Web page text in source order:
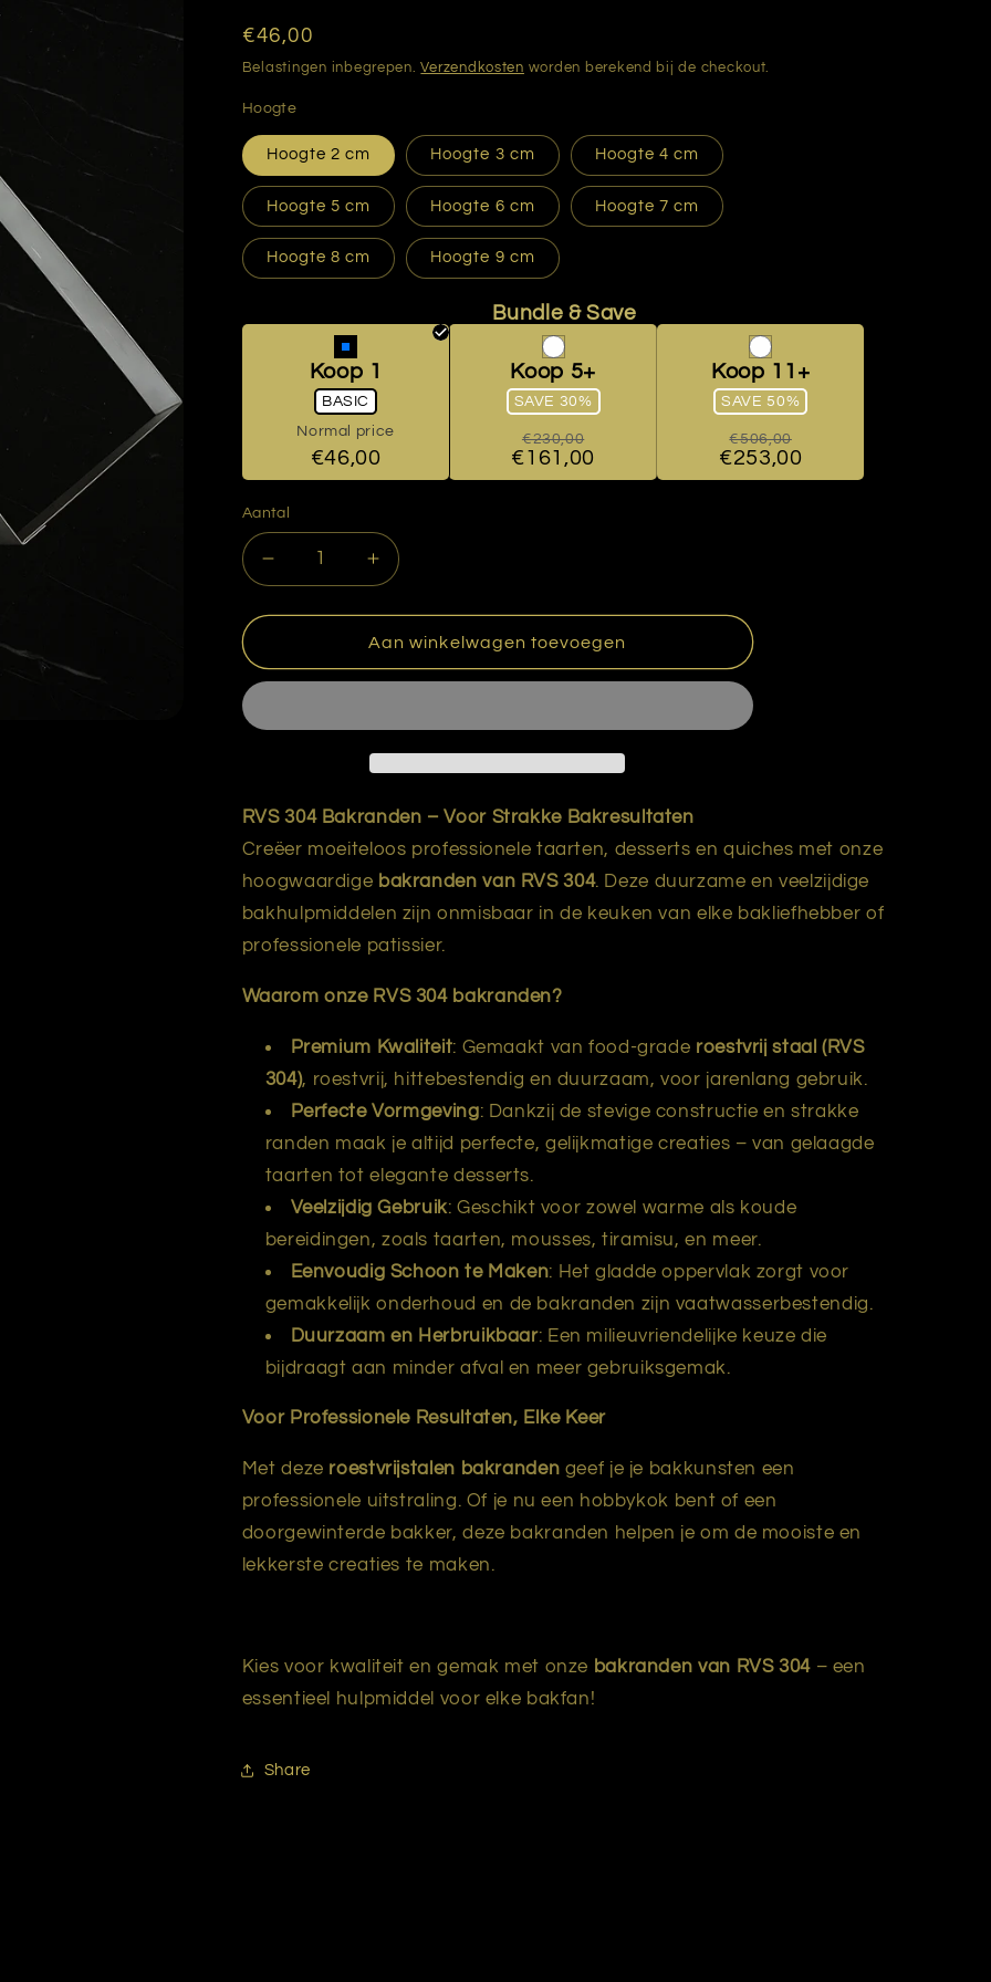
Normale
prijs
€46,00
Belastingen inbegrepen.Verzendkosten worden berekend bij de checkout.
Hoogte
Hoogte 2 cm Hoogte 3 cm Hoogte 4 cm
Hoogte 5 cm Hoogte 6 cm Hoogte 7 cm
Hoogte 8 cm Hoogte 9 cm
Aantal
Aantal
verlagen
voor
rechthoek
Aantal
verhogen
voor
Rand
rechthoek
Aan winkelwagen toevoegen
RVS 304 Bakranden – Voor Strakke Bakresultaten
Creëer moeiteloos professionele taarten, desserts en quiches met onze
hoogwaardige bakranden van RVS 304. Deze duurzame en veelzijdige
bakhulpmiddelen zijn onmisbaar in de keuken van elke bakliefhebber of
professionele patissier.
Waarom onze RVS 304 bakranden?
Premium Kwaliteit: Gemaakt van food-grade roestvrij staal (RVS
304), roestvrij, hittebestendig en duurzaam, voor jarenlang gebruik.
Perfecte Vormgeving: Dankzij de stevige constructie en strakke
randen maak je altijd perfecte, gelijkmatige creaties – van gelaagde
taarten tot elegante desserts.
Veelzijdig Gebruik: Geschikt voor zowel warme als koude
bereidingen, zoals taarten, mousses, tiramisu, en meer.
Eenvoudig Schoon te Maken: Het gladde oppervlak zorgt voor
gemakkelijk onderhoud en de bakranden zijn vaatwasserbestendig.
Duurzaam en Herbruikbaar: Een milieuvriendelijke keuze die
bijdraagt aan minder afval en meer gebruiksgemak.
Voor Professionele Resultaten, Elke Keer
Met deze roestvrijstalen bakranden geef je je bakkunsten een
professionele uitstraling. Of je nu een hobbykok bent of een
doorgewinterde bakker, deze bakranden helpen je om de mooiste en
lekkerste creaties te maken.
Kies voor kwaliteit en gemak met onze bakranden van RVS 304– een
essentieel hulpmiddel voor elke bakfan!
Share